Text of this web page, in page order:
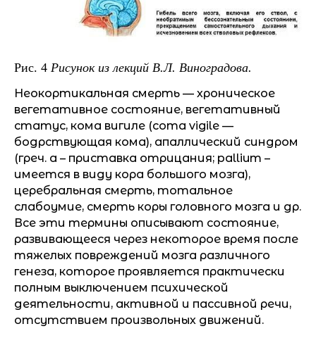
Рис. 4 Рисунок из лекций В.Л. Виноградова.
Неокортикальная смерть — хроническое
вегетативное состояние, вегетативный
статус, кома вигиле (coma vigile —
бодрствующая кома), апаллический синдром
(греч. а – приставка отрицания; pallium –
имеется в виду кора большого мозга),
церебральная смерть, тотальное
слабоумие, смерть коры головного мозга и др.
Все эти термины описывают состояние,
развивающееся через некоторое время после
тяжелых повреждений мозга различного
генеза, которое проявляется практически
полным выключением психической
деятельности, активной и пассивной речи,
отсутствием произвольных движений.